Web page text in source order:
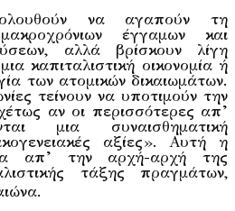
να αγαπούν τη
έγγαμων και
αλλά βρίσκουν λίγη
καπιταλιστική οικονομία ή
των ατομικών δικαιωμάτων.
τείνουν να υποτιμούν την
αν οι περισσότερες απ’
μια συναισθηματική
αξίες». Αυτή η
απ’ την αρχή-αρχή της
τάξης πραγμάτων,